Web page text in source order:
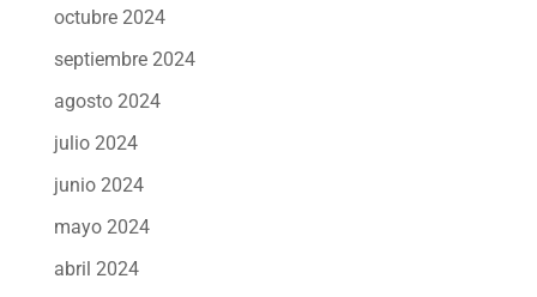
octubre 2024
septiembre 2024
agosto 2024
julio 2024
junio 2024
mayo 2024
abril 2024